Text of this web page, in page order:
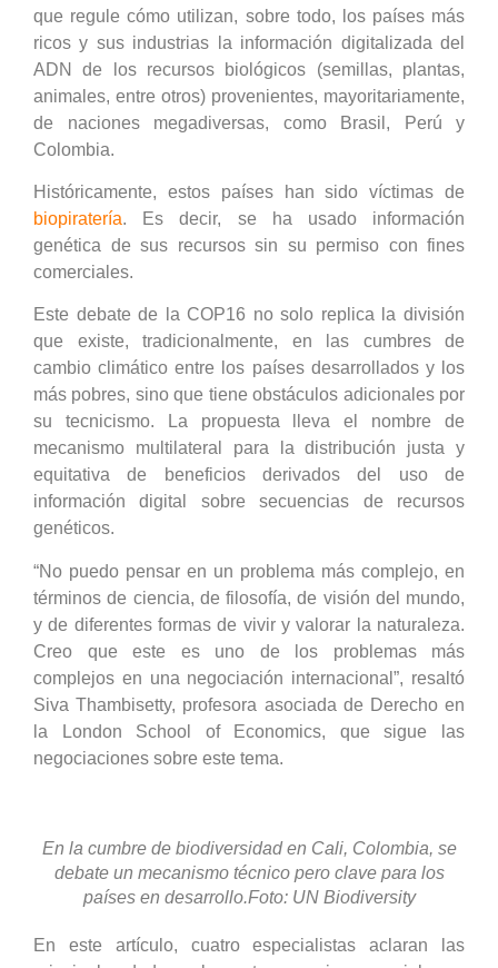
que regule cómo utilizan, sobre todo, los países más
ricos y sus industrias la información digitalizada del
ADN de los recursos biológicos (semillas, plantas,
animales, entre otros) provenientes, mayoritariamente,
de naciones megadiversas, como Brasil, Perú y
Colombia.
Históricamente, estos países han sido víctimas de
biopiratería. Es decir, se ha usado información
genética de sus recursos sin su permiso con fines
comerciales.
Este debate de la COP16 no solo replica la división
que existe, tradicionalmente, en las cumbres de
cambio climático entre los países desarrollados y los
más pobres, sino que tiene obstáculos adicionales por
su tecnicismo. La propuesta lleva el nombre de
mecanismo multilateral para la distribución justa y
equitativa de beneficios derivados del uso de
información digital sobre secuencias de recursos
genéticos.
“No puedo pensar en un problema más complejo, en
términos de ciencia, de filosofía, de visión del mundo,
y de diferentes formas de vivir y valorar la naturaleza.
Creo que este es uno de los problemas más
complejos en una negociación internacional”, resaltó
Siva Thambisetty, profesora asociada de Derecho en
la London School of Economics, que sigue las
negociaciones sobre este tema.
En la cumbre de biodiversidad en Cali, Colombia, se
debate un mecanismo técnico pero clave para los
países en desarrollo.Foto: UN Biodiversity
En este artículo, cuatro especialistas aclaran las